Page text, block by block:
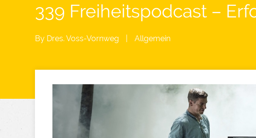
339 Freiheitspodcast –
By Dres. Voss-Vornweg Allgemein